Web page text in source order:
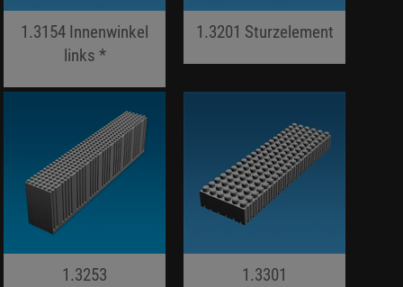
1.3154 Innenwinkel
links *
1.3201 Sturzelement
1.3253
1.3301